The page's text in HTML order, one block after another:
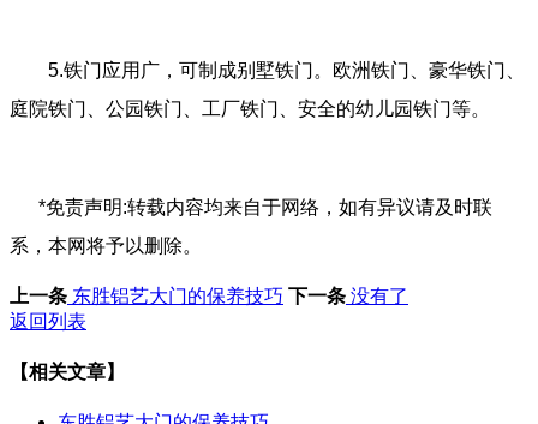
5.铁门应用广，可制成别墅铁门。欧洲铁门、豪华铁门、
庭院铁门、公园铁门、工厂铁门、安全的幼儿园铁门等。
*免责声明:转载内容均来自于网络，如有异议请及时联
系，本网将予以删除。
上一条 东胜铝艺大门的保养技巧 下一条 没有了
返回列表
【相关文章】